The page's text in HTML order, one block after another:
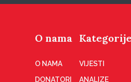
O nama
O NAMA
DONATORI
Kategorije
VIJESTI
ANALIZE